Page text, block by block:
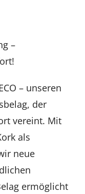
–
– unseren
der
vereint. Mit
als
neue
ermöglicht